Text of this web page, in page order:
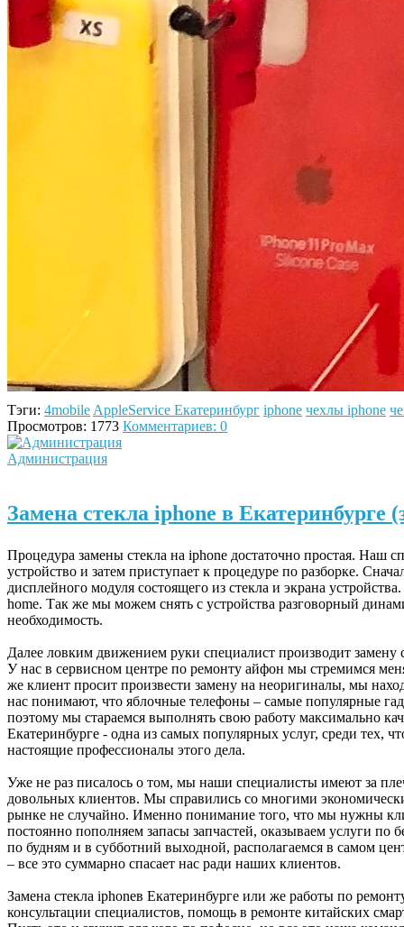
Тэги: 4mobile AppleService Екатеринбург iphone чехлы iphone
Просмотров: 1773 Комментариев: 0
Администрация
Замена стекла iphone в Екатеринбурге
Процедура замены стекла на iphone достаточно простая. Наш
устройство и затем приступает к процедуре по разборке.
дисплейного модуля состоящего из стекла и экрана
home. Так же мы можем снять с устройства разговорный
необходимость.
Далее ловким движением руки специалист производит замену
У нас в сервисном центре по ремонту айфон мы стремимся
же клиент просит произвести замену на неоригиналы, мы
нас понимают, что яблочные телефоны – самые популярные
поэтому мы стараемся выполнять свою работу максимально
Екатеринбурге - одна из самых популярных услуг, среди тех,
настоящие профессионалы этого дела.
Уже не раз писалось о том, мы наши специалисты имеют за
довольных клиентов. Мы справились со многими
рынке не случайно. Именно понимание того, что мы нужны
постоянно пополняем запасы запчастей, оказываем услуги по
по будням и в субботний выходной, располагаемся в самом
– все это суммарно спасает нас ради наших клиентов.
Замена стекла iphoneв Екатеринбурге или же работы по
консультации специалистов, помощь в ремонте китайских